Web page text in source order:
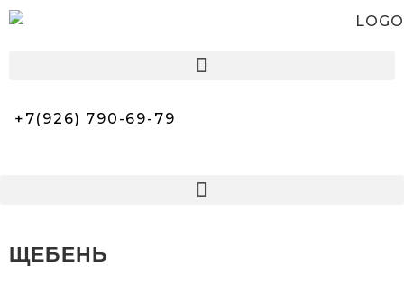
+7(926) 790-69-79
ЩЕБЕНЬ